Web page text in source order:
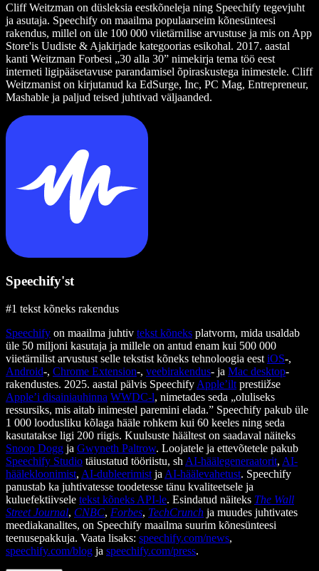
Cliff Weitzman on düsleksia eestkõneleja ning Speechify tegevjuht
ja asutaja. Speechify on maailma populaarseim kõnesünteesi
rakendus, millel on üle 100 000 viietärnilise arvustuse ja mis on App
Store'is Uudiste & Ajakirjade kategoorias esikohal. 2017. aastal
kanti Weitzman Forbesi „30 alla 30” nimekirja tema töö eest
interneti ligipääsetavuse parandamisel õpiraskustega inimestele. Cliff
Weitzmanist on kirjutanud ka EdSurge, Inc, PC Mag, Entrepreneur,
Mashable ja paljud teised juhtivad väljaanded.
Speechify'st
#1 tekst kõneks rakendus
Speechify on maailma juhtiv tekst kõneks platvorm, mida usaldab
üle 50 miljoni kasutaja ja millele on antud enam kui 500 000
viietärnilist arvustust selle tekstist kõneks tehnoloogia eest iOS-,
Android-, Chrome Extension-, veebirakendus- ja Mac desktop-
rakendustes. 2025. aastal pälvis Speechify Apple’ilt prestiižse
Apple’i disainiauhinna WWDC-l, nimetades seda „oluliseks
ressursiks, mis aitab inimestel paremini elada.” Speechify pakub üle
1 000 loodusliku kõlaga hääle rohkem kui 60 keeles ning seda
kasutatakse ligi 200 riigis. Kuulsuste häältest on saadaval näiteks
Snoop Dogg ja Gwyneth Paltrow. Loojatele ja ettevõtetele pakub
Speechify Studio täiustatud tööriistu, sh AI-häälegeneraatorit, AI-
häälekloonimist, AI-dubleerimist ja AI-häälevahetust. Speechify
panustab ka juhtivatesse toodetesse tänu kvaliteetsele ja
kuluefektiivsele tekst kõneks API-le. Esindatud näiteks The Wall
Street Journal, CNBC, Forbes, TechCrunch ja muudes juhtivates
meediakanalites, on Speechify maailma suurim kõnesünteesi
teenusepakkuja. Vaata lisaks: speechify.com/news,
speechify.com/blog ja speechify.com/press.